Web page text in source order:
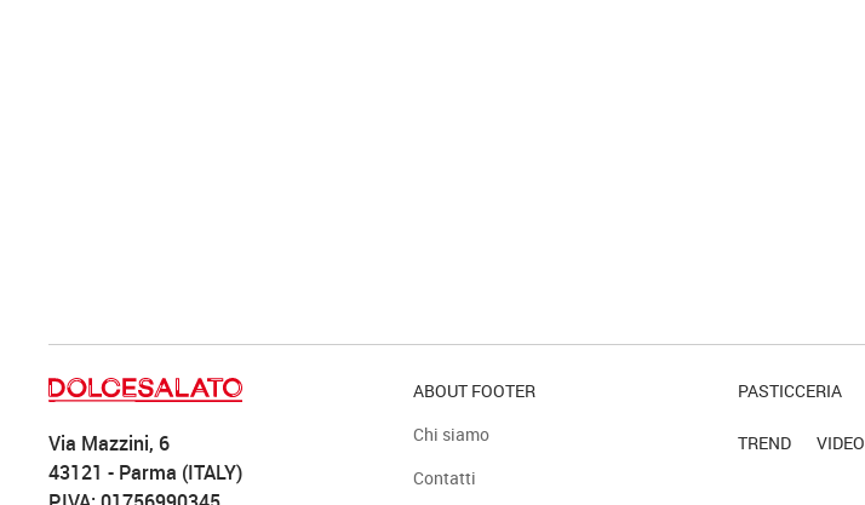
Via Mazzini, 6
43121 - Parma (ITALY)
ABOUT FOOTER
Chi siamo
Contatti
PASTICCERIA
TREND VIDEO